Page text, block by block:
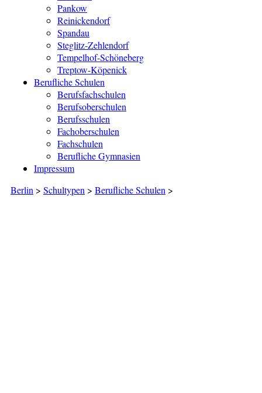
Pankow
Reinickendorf
Spandau
Steglitz-Zehlendorf
Tempelhof-Schöneberg
Treptow-Köpenick
Berufliche Schulen
Berufsfachschulen
Berufsoberschulen
Berufsschulen
Fachoberschulen
Fachschulen
Berufliche Gymnasien
Impressum
Berlin > Schultypen > Berufliche Schulen >